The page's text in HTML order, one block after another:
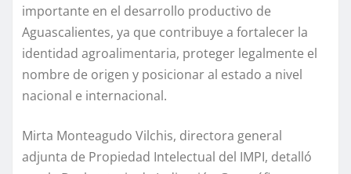
importante en el desarrollo productivo de
Aguascalientes, ya que contribuye a fortalecer la
identidad agroalimentaria, proteger legalmente el
nombre de origen y posicionar al estado a nivel
nacional e internacional.
Mirta Monteagudo Vilchis, directora general
adjunta de Propiedad Intelectual del IMPI, detalló